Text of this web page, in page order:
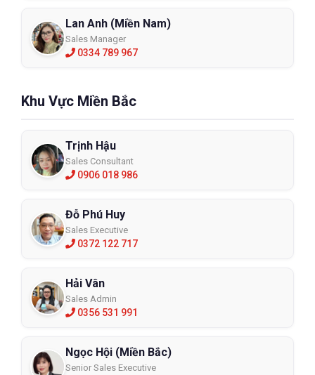
Lan Anh (Miền Nam)
Sales Manager
0334 789 967
Khu Vực Miền Bắc
Trịnh Hậu
Sales Consultant
0906 018 986
Đỗ Phú Huy
Sales Executive
0372 122 717
Hải Vân
Sales Admin
0356 531 991
Ngọc Hội (Miền Bắc)
Senior Sales Executive